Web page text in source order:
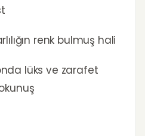
renk bulmuş hali
lüks ve zarafet